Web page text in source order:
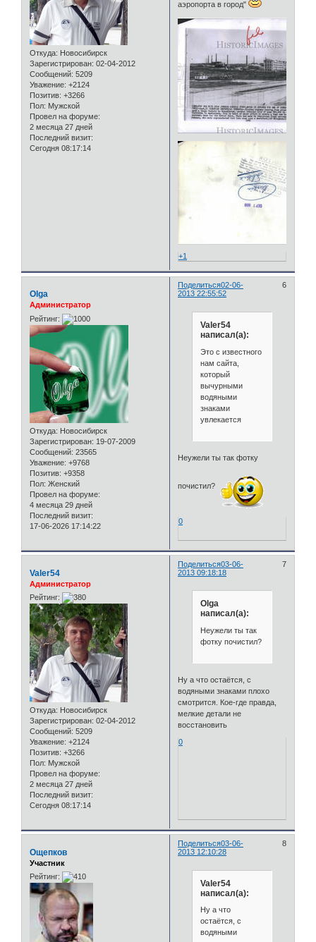
Откуда: Новосибирск
Зарегистрирован: 02-04-2012
Сообщений: 5209
Уважение: +2124
Позитив: +3266
Пол: Мужской
Провел на форуме:
2 месяца 27 дней
Последний визит:
Сегодня 08:17:14
аэропорта в город"
+1
Поделиться 6
02-06-
2013 22:55:52
Olga
Администратор
Рейтинг:
Откуда: Новосибирск
Зарегистрирован: 19-07-2009
Сообщений: 23565
Уважение: +9768
Позитив: +9358
Пол: Женский
Провел на форуме:
4 месяца 29 дней
Последний визит:
17-06-2026 17:14:22
Valer54
написал(а):
Это с известного
нам сайта,
который
вычурными
водяными
знаками
увлекается
Неужели ты так фотку
почистил?
0
Поделиться 7
03-06-
2013 09:18:18
Valer54
Администратор
Рейтинг:
Откуда: Новосибирск
Зарегистрирован: 02-04-2012
Сообщений: 5209
Уважение: +2124
Позитив: +3266
Пол: Мужской
Провел на форуме:
2 месяца 27 дней
Последний визит:
Сегодня 08:17:14
Olga
написал(а):
Неужели ты так
фотку почистил?
Ну а что остаётся, с
водяными знаками плохо
смотрится. Кое-где правда,
мелкие детали не
восстановить
0
Поделиться 8
03-06-
2013 12:10:28
Ощепков
Участник
Рейтинг:
Valer54
написал(а):
Ну а что
остаётся, с
водяными